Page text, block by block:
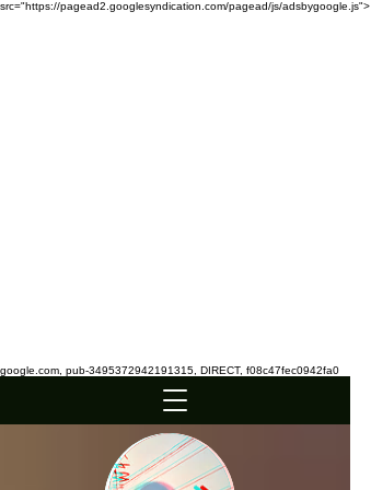
src="https://pagead2.googlesyndication.com/pagead/js/adsbygoogle.js">
google.com, pub-3495372942191315, DIRECT, f08c47fec0942fa0